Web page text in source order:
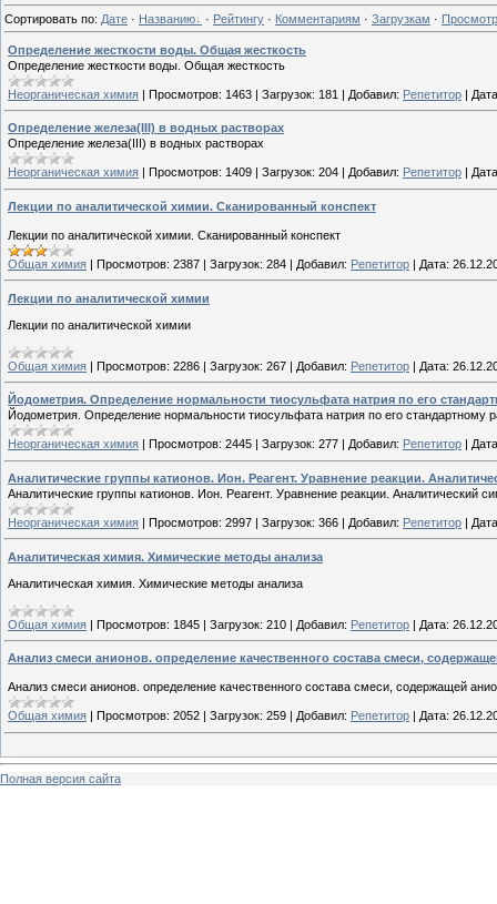
Сортировать по: Дате · Названию · Рейтингу · Комментариям · Загрузкам ·
Определение жесткости воды. Общая жесткость
Определение жесткости воды. Общая жесткость
Неорганическая химия | Просмотров: 1463 | Загрузок: 181 | Добавил: Репетитор |
Определение железа(III) в водных растворах
Определение железа(III) в водных растворах
Неорганическая химия Просмотров: 1409 Загрузок: 204 Добавил: Репетитор
Лекции по аналитической химии. Сканированный конспект
Лекции по аналитической химии. Сканированный конспект
Общая химия | Просмотров: 2387 | Загрузок: 284 | Добавил: Репетитор | Дата:
Лекции по аналитической химии
Лекции по аналитической химии
Общая химия | Просмотров: 2286 | Загрузок: 267 | Добавил: Репетитор | Дата:
Йодометрия. Определение нормальности тиосульфата натрия по его
Йодометрия. Определение нормальности тиосульфата натрия по его стандартному
Неорганическая химия Просмотров: 2445 Загрузок: 277 Добавил: Репетитор
Аналитические группы катионов. Ион. Реагент. Уравнение реакции.
Аналитические группы катионов. Ион. Реагент. Уравнение реакции. Аналитический
Неорганическая химия | Просмотров: 2997 | Загрузок: 366 | Добавил: Репетитор |
Аналитическая химия. Химические методы анализа
Аналитическая химия. Химические методы анализа
Общая химия | Просмотров: 1845 | Загрузок: 210 | Добавил: Репетитор | Дата:
Анализ смеси анионов. определение качественного состава смеси,
Анализ смеси анионов. определение качественного состава смеси, содержащей
Общая химия | Просмотров: 2052 | Загрузок: 259 | Добавил: Репетитор | Дата:
Полная версия сайта